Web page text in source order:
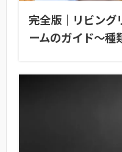
完全版｜リビング
ームのガイド〜種